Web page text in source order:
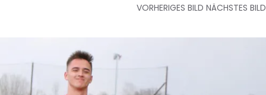
VORHERIGES BILD NÄCHSTES BILD